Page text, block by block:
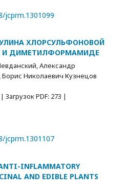
jcprm.1301099
ХЛОРСУЛЬФОНОВОЙ
И ДИМЕТИЛФОРМАМИДЕ
Александр
Николаевич Кузнецов
PDF: 273 |
jcprm.1301107
INFLAMMATORY
AND EDIBLE PLANTS